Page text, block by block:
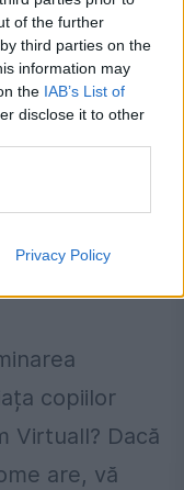
of the further
third parties on the
information may
the IAB’s List of
disclose it to other
Privacy Policy
să faci...
în rândul
copiilor
Virtuall? Dacă
are, vă